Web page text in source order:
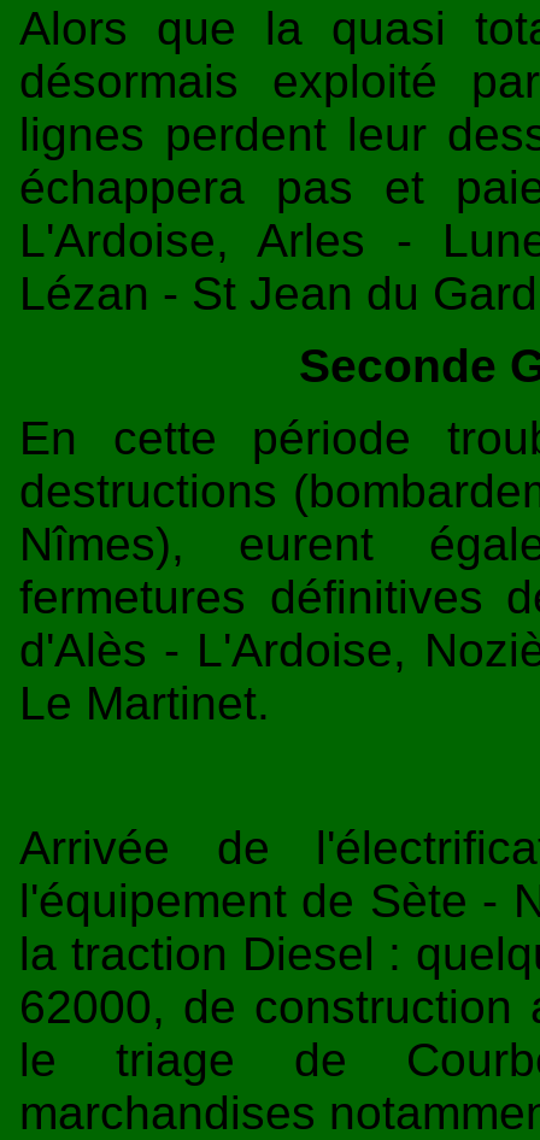
Alors que la quasi
désormais exploité
lignes perdent leur
échappera pas et
L'Ardoise, Arles -
Lézan - St Jean du
Seconde
En cette période
destructions
Nîmes), eurent
fermetures définitives
d'Alès - L'Ardoise,
Le Martinet.
Arrivée de
l'équipement de Sète -
la traction Diesel :
62000, de construction
le triage de
marchandises